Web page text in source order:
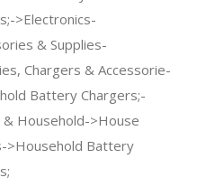
>Electronics-
& Supplies-
Chargers & Accessorie-
Battery Chargers;-
& Household->House
>Household Battery